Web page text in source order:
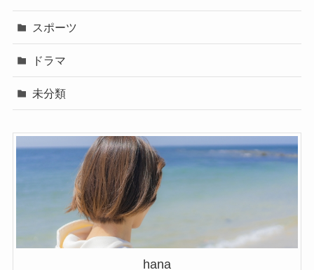
スポーツ
ドラマ
未分類
hana